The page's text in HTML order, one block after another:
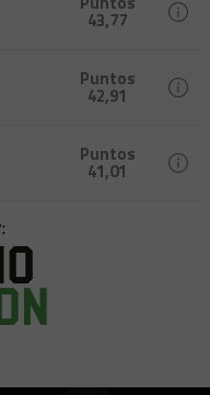
43,77
Puntos
42,91
Puntos
41,01